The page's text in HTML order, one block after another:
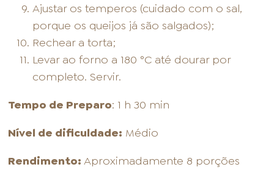
Ajustar os temperos (cuidado com o sal,
porque os queijos já são salgados);
Rechear a torta;
Levar ao forno a 180 °C até dourar por
completo. Servir.
Tempo de Preparo: 1 h 30 min
Nível de dificuldade: Médio
Rendimento: Aproximadamente 8 porções